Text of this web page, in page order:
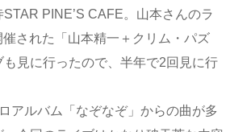
PINE’S CAFE。山本さんのラ
された「山本精一＋クリム・パズ
見に行ったので、半年で2回見に行
アルバム「なぞなぞ」からの曲が多